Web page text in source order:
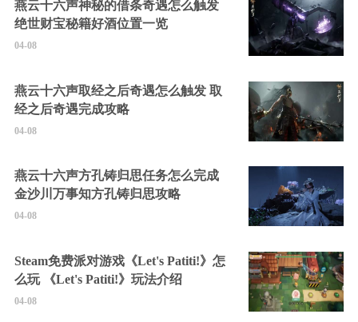
燕云十六声神秘的借条奇遇怎么触发
绝世财宝秘籍好酒位置一览
04-08
燕云十六声取经之后奇遇怎么触发 取
经之后奇遇完成攻略
04-08
燕云十六声方孔铸归思任务怎么完成
金沙川万事知方孔铸归思攻略
04-08
Steam免费派对游戏《Let's Patiti!》怎
么玩 《Let's Patiti!》玩法介绍
04-08